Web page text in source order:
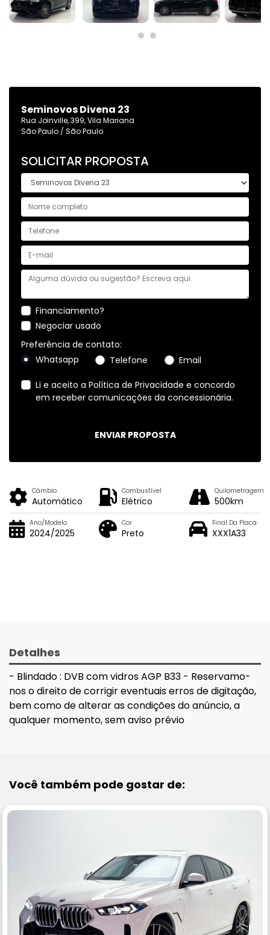
Seminovos Divena 23
Rua Joinville, 399, Vila Mariana
São Paulo / São Paulo
SOLICITAR PROPOSTA
Financiamento?
Negociar usado
Preferência de contato:
Whatsapp
Telefone Email
Li e aceito a Política de Privacidade e concordo
em receber comunicações da concessionária.
ENVIAR PROPOSTA
Câmbio
Automático
Combustível
Elétrico
Quilometragem
500km
Ano/Modelo
2024/2025
Cor
Preto
Final Da Placa
XXX1A33
Detalhes
- Blindado : DVB com vidros AGP B33 - Reservamo-
nos o direito de corrigir eventuais erros de digitação,
bem como de alterar as condições do anúncio, a
qualquer momento, sem aviso prévio
Você também pode gostar de: